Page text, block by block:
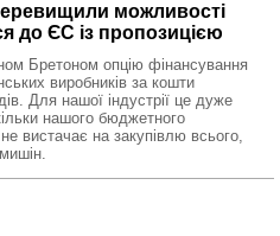
можливості
до ЄС із пропозицією
Бретоном опцію фінансування
виробників за кошти
Для нашої індустрії це дуже
нашого бюджетного
вистачає на закупівлю всього,